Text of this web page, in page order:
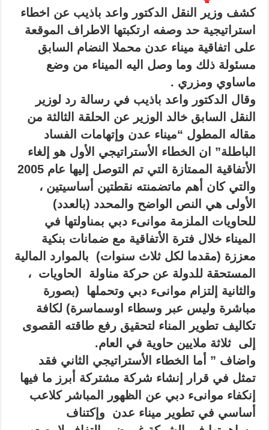
كشف وزير النقل الدكتور واعد باذيب عن اخطاء
استراتيجية حد وصفه ارتكبتها الاطراف الموقعة
على اتفاقية ميناء عدن محملا النضام السابق
مسئولة ذلك وما وصل اليه الميناء من وضع
ماساوي ومزري .
وقال الدكتور واعد باذيب في رسالة رد لوزير
النقل السابق خالد الوزير عن الحلقة الثالثة من
مقاله المطول “ميناء عدن وإتهامات الفساد
الباطلة” ان الخطاء الأستراتيجي الأول هو إلغاء
الأتفاقية الممتازة التي تم التوصل إليها عام 2005
والتي كان أهم ماتضمنته نقطتين أساسيتين ،
الأولى هي النص الواضح والمحدد (بالعدد)
للحاويات الملزمة موانىء دبي بمناولتها في
الميناء خلال فترة الأتفاقية مع ضمانات بنكية
معززة (مقدما لكل ثلاث سنوات) بالموارد المالية
المستحقة للدولة عن حركة مناولة الحاويات ،
والثانية إلتزام موانىء دبي وتحملها (بصورة
مباشرة وليس عبر وسطاء اوسماسرة) لكافة
تكاليف تطوير المناء لتحقيق رفع طاقته القصوى
إلى ثلاثة ملايين حاوية في العام.
واضاف ” أما الخطاء الأستراتيجي الثاني فقد
تمثل في قرار إنشاء شركة مشتركة أبرز ما فيها
إنكفاء موانىء دبي عن الظهور المباشر كلاعب
أساسي في تطوير ميناء عدن وإكتناف